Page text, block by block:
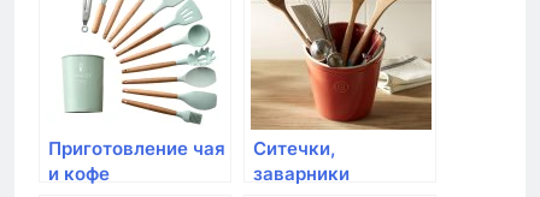
Приготовление чая
и кофе
Ситечки,
заварники